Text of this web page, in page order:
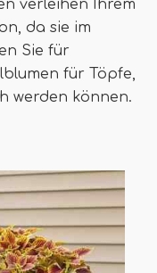
verleihen Ihrem
da sie im
Sie für
für Töpfe,
werden können.